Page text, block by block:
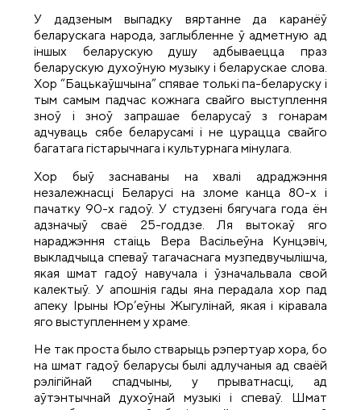
У дадзеным выпадку вяртанне да каранёў
беларускага народа, заглыбленне ў адметную ад
іншых беларускую душу адбываецца праз
беларускую духоўную музыку і беларускае слова.
Хор “Бацькаўшчына” спявае толькі па-беларуску і
тым самым падчас кожнага свайго выступлення
зноў і зноў запрашае беларусаў з гонарам
адчуваць сябе беларусамі і не цурацца свайго
багатага гістарычнага і культурнага мінулага.
Хор быў заснаваны на хвалі адраджэння
незалежнасці Беларусі на зломе канца 80-х і
пачатку 90-х гадоў. У студзені бягучага года ён
адзначыў сваё 25-годдзе. Ля вытокаў яго
нараджэння стаіць Вера Васільеўна Кунцэвіч,
выкладчыца спеваў тагачаснага музпедвучылішча,
якая шмат гадоў навучала і ўзначальвала свой
калектыў. У апошнія гады яна перадала хор пад
апеку Ірыны Юр’еўны Жыгулінай, якая і кіравала
яго выступленнем у храме.
Не так проста было стварыць рэпертуар хора, бо
на шмат гадоў беларусы былі адлучаныя ад сваёй
рэлігійнай спадчыны, у прыватнасці, ад
аўтэнтычнай духоўнай музыкі і спеваў. Шмат